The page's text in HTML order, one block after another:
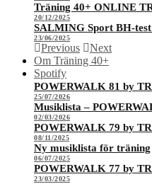
Träning 40+ ONLINE
20/12/2025
SALMING Sport BH-
23/06/2025
Previous
Next
Om Träning 40+
Spotify
POWERWALK 81 by
25/07/2026
Musiklista –
02/03/2026
POWERWALK 79 by
08/11/2025
Ny musiklista för träning
06/07/2025
POWERWALK 77 by
23/03/2025